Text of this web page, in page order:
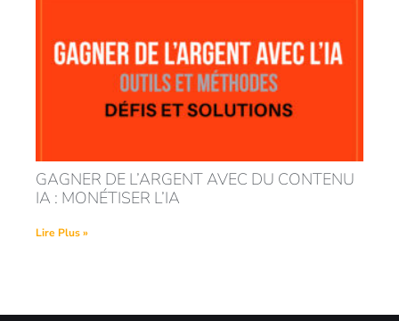
GAGNER DE L’ARGENT AVEC DU CONTENU
IA : MONÉTISER L’IA
Lire Plus »